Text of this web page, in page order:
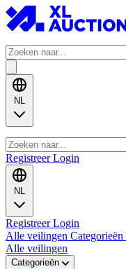
NL
RegistreerLogin
NL
RegistreerLogin
Alle veilingen Categorieën
Alle veilingen
Categorieën